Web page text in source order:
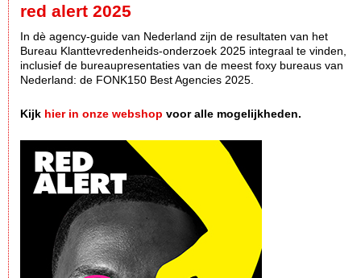
red alert 2025
In dè agency-guide van Nederland zijn de resultaten van het
Bureau Klanttevredenheids-onderzoek 2025 integraal te vinden,
inclusief de bureaupresentaties van de meest foxy bureaus van
Nederland: de FONK150 Best Agencies 2025.
Kijk hier in onze webshop voor alle mogelijkheden.